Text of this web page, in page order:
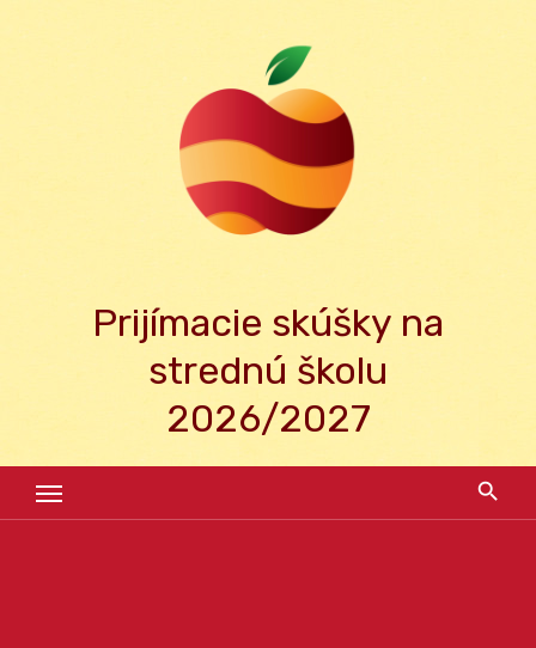
Prijímacie skúšky na
strednú školu
2026/2027